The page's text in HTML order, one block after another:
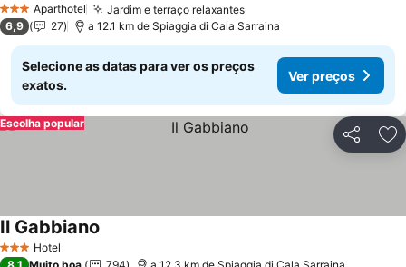
3 EstrelasAparthotel Jardim e terraço relaxantes
6,9 27 a 12.1 km de Spiaggia di Cala Sarraina
Selecione as datas para ver os preços
exatos.
Ver preços
Partilhar
Escolha popular
3 EstrelasHotel
Il Gabbiano